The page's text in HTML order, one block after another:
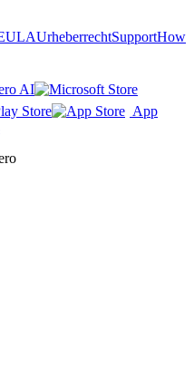
UrheberrechtSupportHow
AI
Store
App